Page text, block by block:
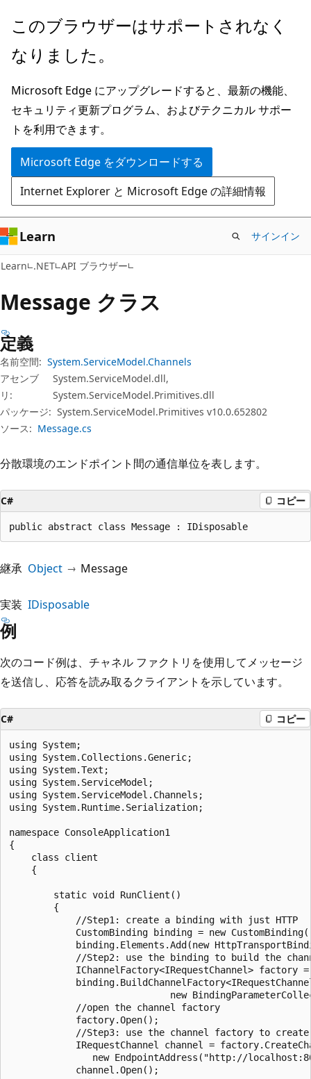
メ
ン
ン
テ
ン
ツ
に
ス
キ
ッ
プ
ペ
ジ
ナ
ビ
ゲ
ー
シ
ョ
ン
に
ス
キ
ッ
プ
このブラウザーはサポートされなく
なりました。
Microsoft Edge にアップグレードすると、最新の機能、
セキュリティ更新プログラム、およびテクニカル サポー
トを利用できます。
Microsoft Edge をダウンロードする
Internet Explorer と Microsoft Edge の詳細情報
Learn サインイン
Learn .NET API ブラウザー
Message クラス
定義
名前空間: System.ServiceModel.Channels
アセンブ
リ:
System.ServiceModel.dll,
System.ServiceModel.Primitives.dll
パッケージ: System.ServiceModel.Primitives v10.0.652802
ソース: Message.cs
分散環境のエンドポイント間の通信単位を表します。
C# コピー
public abstract class Message : IDisposable
継承 Object Message
実装 IDisposable
例
次のコード例は、チャネル ファクトリを使用してメッセージ
を送信し、応答を読み取るクライアントを示しています。
C# コピー
using System;
using System.Collections.Generic;
using System.Text;
using System.ServiceModel;
using System.ServiceModel.Channels;
using System.Runtime.Serialization;
namespace ConsoleApplication1
{
    class client
    {
        static void RunClient()
        {
            //Step1: create a binding with just HTTP
CustomBinding binding = new
binding.Elements.Add(new
//Step2: use the binding to build the
            IChannelFactory<IRequestChannel> factory =
new
            //open the channel factory
            factory.Open();
//Step3: use the channel factory to
IRequestChannel channel =
new EndpointAddress("http://
            channel.Open();